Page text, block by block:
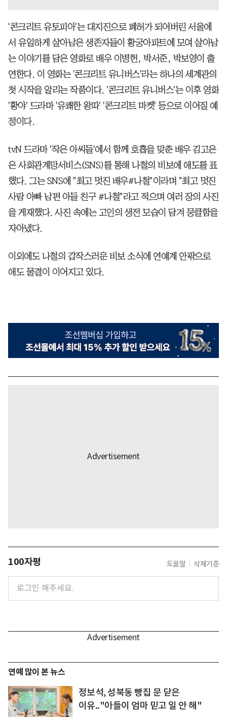
'콘크리트 유토피아'는 대지진으로 폐허가 되어버린 서울에
서 유일하게 살아남은 생존자들이 황궁아파트에 모여 살아남
는 이야기를 담은 영화로 배우 이병헌, 박서준, 박보영이 출
연한다. 이 영화는 '콘크리트 유니버스'라는 하나의 세계관의
첫 시작을 알리는 작품이다. '콘크리트 유니버스'는 이후 영화
'황야' 드라마 '유쾌한 왕따' '콘크리트 마켓' 등으로 이어질 예
정이다.
tvN 드라마 '작은 아씨들'에서 함께 호흡을 맞춘 배우 김고은
은 사회관계망서비스(SNS)를 통해 나철의 비보에 애도를 표
했다. 그는 SNS에 "최고 멋진 배우#나철"이라며 "최고 멋진
사람 아빠 남편 아들 친구 #나철"라고 적으며 여러 장의 사진
을 게재했다. 사진 속에는 고인의 생전 모습이 담겨 뭉클함을
자아냈다.
이외에도 나철의 갑작스러운 비보 소식에 연예계 안팎으로
애도 물결이 이어지고 있다.
100자평 도움말 삭제기준
연예 많이 본 뉴스
정보석, 성북동 빵집 문 닫은
이유.."아들이 엄마 믿고 일 안 해"